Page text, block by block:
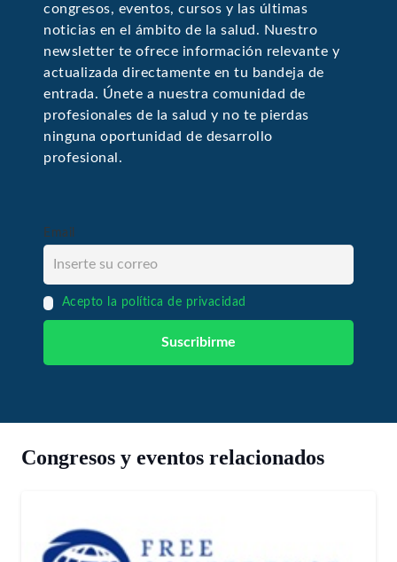
congresos, eventos, cursos y las últimas
noticias en el ámbito de la salud. Nuestro
newsletter te ofrece información relevante y
actualizada directamente en tu bandeja de
entrada. Únete a nuestra comunidad de
profesionales de la salud y no te pierdas
ninguna oportunidad de desarrollo
profesional.
Email
Acepto la política de privacidad
Congresos y eventos relacionados